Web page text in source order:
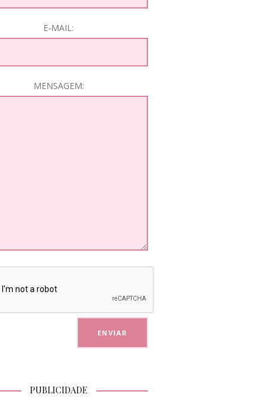
E-MAIL:
MENSAGEM:
PUBLICIDADE